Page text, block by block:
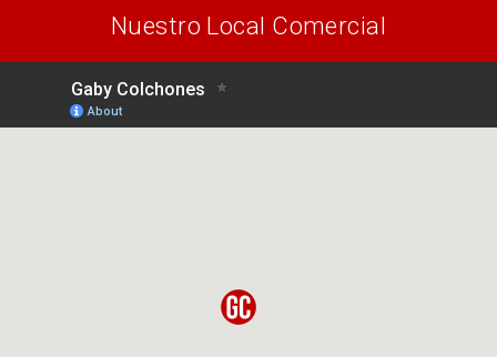
Nuestro Local Comercial